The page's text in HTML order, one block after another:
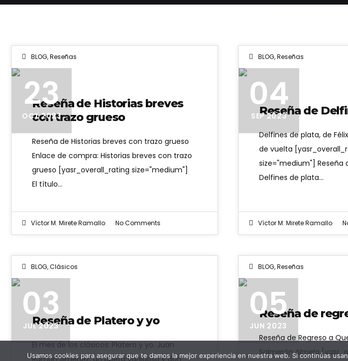
BLOG,Reseñas
23
OCT 2023
Reseña de Historias breves
con trazo grueso
Reseña de Historias breves con trazo grueso
Enlace de compra: Historias breves con trazo
grueso [yasr_overall_rating size="medium"]
El título…
Víctor M. Mirete Ramallo No Comments
BLOG,Reseñas
04
SEP 2023
Reseña de
Delfines de plata, de
de vuelta
size="medium"] Reseña
Delfines de plata…
Víctor M. Mirete Ramallo
BLOG,Clásicos
03
JUL 2023
Reseña de Platero y yo
El mes de los clásicos: Platero y yo. Juan
BLOG,Reseñas
05
JUN 2023
Reseña de
Reseña de Regreso a
Salmerón Almela
Usamos cookies para asegurar que te damos la mejor experiencia en nuestra web. Si continúas